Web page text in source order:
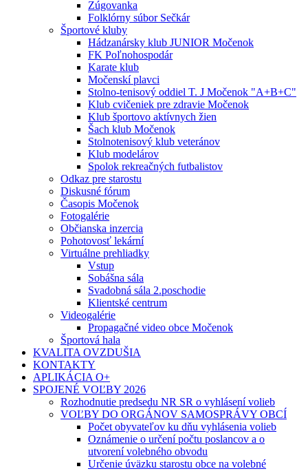
Zúgovanka
Folklórny súbor Sečkár
Športové kluby
Hádzanársky klub JUNIOR Močenok
FK Poľnohospodár
Karate klub
Močenskí plavci
Stolno-tenisový oddiel T. J Močenok "A+B+C"
Klub cvičeniek pre zdravie Močenok
Klub športovo aktívnych žien
Šach klub Močenok
Stolnotenisový klub veteránov
Klub modelárov
Spolok rekreačných futbalistov
Odkaz pre starostu
Diskusné fórum
Časopis Močenok
Fotogalérie
Občianska inzercia
Pohotovosť lekární
Virtuálne prehliadky
Vstup
Sobášna sála
Svadobná sála 2.poschodie
Klientské centrum
Videogalérie
Propagačné video obce Močenok
Športová hala
KVALITA OVZDUŠIA
KONTAKTY
APLIKÁCIA O+
SPOJENÉ VOĽBY 2026
Rozhodnutie predsedu NR SR o vyhlásení volieb
VOĽBY DO ORGÁNOV SAMOSPRÁVY OBCÍ
Počet obyvateľov ku dňu vyhlásenia volieb
Oznámenie o určení počtu poslancov a o
utvorení volebného obvodu
Určenie úväzku starostu obce na volebné